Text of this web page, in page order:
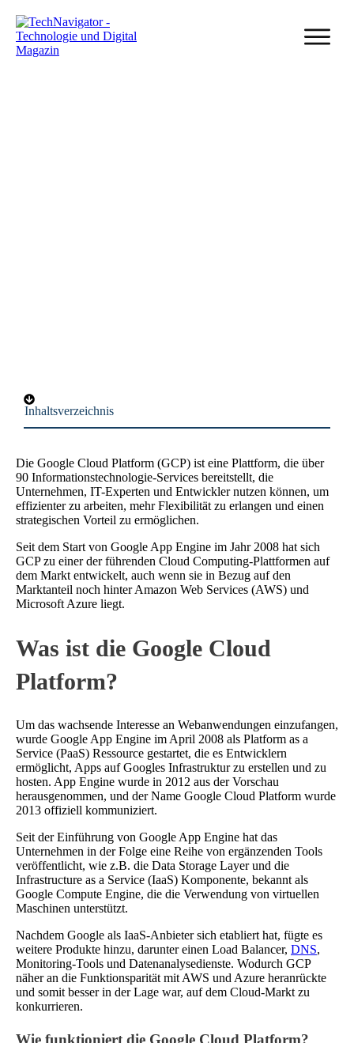
Inhaltsverzeichnis
Die Google Cloud Platform (GCP) ist eine Plattform, die über
90 Informationstechnologie-Services bereitstellt, die
Unternehmen, IT-Experten und Entwickler nutzen können, um
effizienter zu arbeiten, mehr Flexibilität zu erlangen und einen
strategischen Vorteil zu ermöglichen.
Seit dem Start von Google App Engine im Jahr 2008 hat sich
GCP zu einer der führenden Cloud Computing-Plattformen auf
dem Markt entwickelt, auch wenn sie in Bezug auf den
Marktanteil noch hinter Amazon Web Services (AWS) und
Microsoft Azure liegt.
Was ist die Google Cloud
Platform?
Um das wachsende Interesse an Webanwendungen einzufangen,
wurde Google App Engine im April 2008 als Platform as a
Service (PaaS) Ressource gestartet, die es Entwicklern
ermöglicht, Apps auf Googles Infrastruktur zu erstellen und zu
hosten. App Engine wurde in 2012 aus der Vorschau
herausgenommen, und der Name Google Cloud Platform wurde
2013 offiziell kommuniziert.
Seit der Einführung von Google App Engine hat das
Unternehmen in der Folge eine Reihe von ergänzenden Tools
veröffentlicht, wie z.B. die Data Storage Layer und die
Infrastructure as a Service (IaaS) Komponente, bekannt als
Google Compute Engine, die die Verwendung von virtuellen
Maschinen unterstützt.
Nachdem Google als IaaS-Anbieter sich etabliert hat, fügte es
weitere Produkte hinzu, darunter einen Load Balancer, DNS,
Monitoring-Tools und Datenanalysedienste. Wodurch GCP
näher an die Funktionsparität mit AWS und Azure heranrückte
und somit besser in der Lage war, auf dem Cloud-Markt zu
konkurrieren.
Wie funktioniert die Google Cloud Platform?